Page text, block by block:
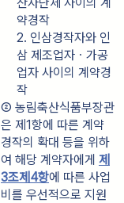
약경작
2. 인삼경작자와 인
삼 제조업자ㆍ가공
업자 사이의 계약경
작
② 농림축산식품부장관
은 제1항에 따른 계약
경작의 확대 등을 위하
여 해당 계약자에게 제
3조제4항에 따른 사업
비를 우선적으로 지원